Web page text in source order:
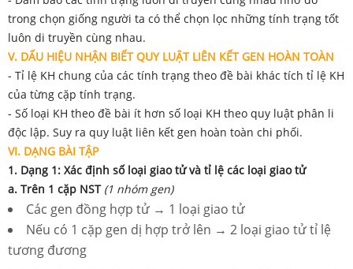
trong chọn giống người ta có thể chọn lọc những tính trạng tốt
luôn di truyền cùng nhau.
V. DẤU HIỆU NHẬN BIẾT QUY LUẬT LIÊN KẾT GEN HOÀN TOÀN
- Tỉ lệ KH chung của các tính trạng theo đề bài khác tích tỉ lệ KH
của từng cặp tính trạng.
- Số loại KH theo đề bài ít hơn số loại KH theo quy luật phân li
độc lập. Suy ra quy luật liên kết gen hoàn toàn chi phối.
VI. DẠNG BÀI TẬP
1. Dạng 1: Xác định số loại giao tử và tỉ lệ các loại giao tử
a. Trên 1 cặp NST (1 nhóm gen)
Các gen đồng hợp tử → 1 loại giao tử
Nếu có 1 cặp gen dị hợp trở lên → 2 loại giao tử tỉ lệ
tương đương